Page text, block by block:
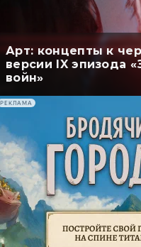
Арт: концепты к
версии IX эпизода
войн»
РЕКЛАМА